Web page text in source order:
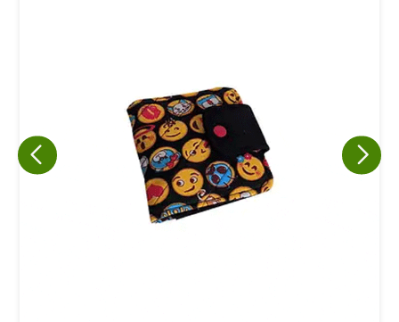
A nossa empresa está comprometida a proteger e respeitar
sua privacidade, utilizaremos seus dados apenas para fins
de marketing. Você pode alterar suas preferências a
qualquer momento.
Iniciar conversa